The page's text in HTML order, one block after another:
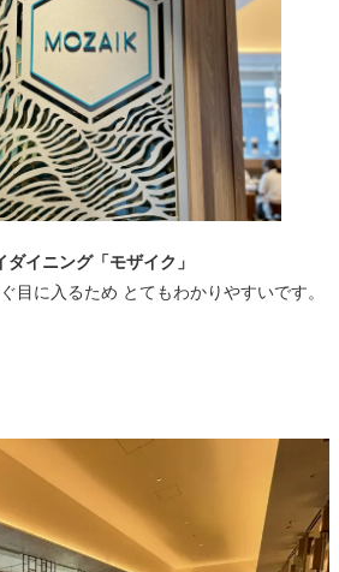
イニング「モザイク」
目に入るため とてもわかりやすいです。